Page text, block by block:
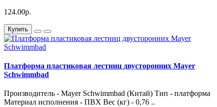
124.00р.
Купить
Платформа пластиковая лестниц двусторонних Mayer
Schwimmbad
Производитель - Mayer Schwimmbad (Китай) Тип - платформа
Материал исполнения - ПВХ Вес (кг) - 0,76 ..